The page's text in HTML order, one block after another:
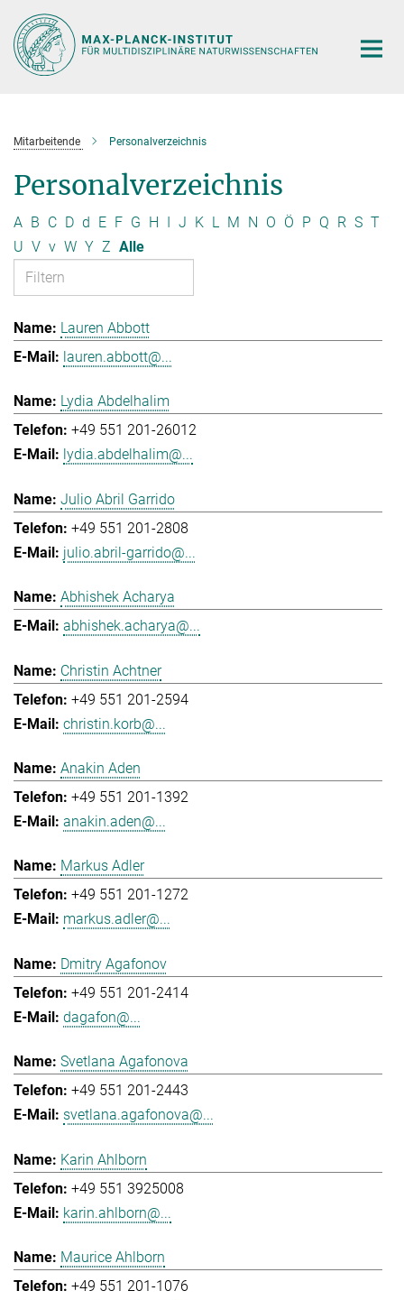
Hauptinhalt
Mitarbeitende Personalverzeichnis
Personalverzeichnis
A B C D d E F G H I J K L M N O Ö P Q R S T
U V v W Y Z Alle
Lauren Abbott
lauren.abbott@...
Lydia Abdelhalim
+49 551 201-26012
lydia.abdelhalim@...
Julio Abril Garrido
+49 551 201-2808
julio.abril-garrido@...
Abhishek Acharya
abhishek.acharya@...
Christin Achtner
+49 551 201-2594
christin.korb@...
Anakin Aden
+49 551 201-1392
anakin.aden@...
Markus Adler
+49 551 201-1272
markus.adler@...
Dmitry Agafonov
+49 551 201-2414
dagafon@...
Svetlana Agafonova
+49 551 201-2443
svetlana.agafonova@...
Karin Ahlborn
+49 551 3925008
karin.ahlborn@...
Maurice Ahlborn
+49 551 201-1076